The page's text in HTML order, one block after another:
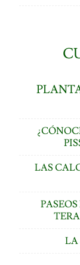
LAS
LA